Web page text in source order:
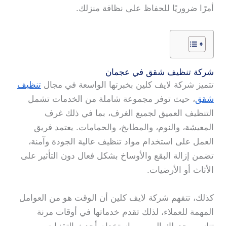
أمرًا ضروريًا للحفاظ على نظافة منزلك.
شركة تنظيف شقق في عجمان
تتميز شركة لايف كلين بخبرتها الواسعة في مجالتنظيف
شقق، حيث توفر مجموعة شاملة من الخدمات تشمل
التنظيف العميق لجميع الغرف، بما في ذلك غرف
المعيشة، والنوم، والمطابخ، والحمامات. يعتمد فريق
العمل على استخدام مواد تنظيف عالية الجودة وآمنة،
تضمن إزالة البقع والأوساخ بشكل فعال دون التأثير على
الأثاث أو الأرضيات.
كذلك، تتفهم شركة لايف كلين أن الوقت هو من العوامل
المهمة للعملاء، لذلك تقدم خدماتها في أوقات مرنة